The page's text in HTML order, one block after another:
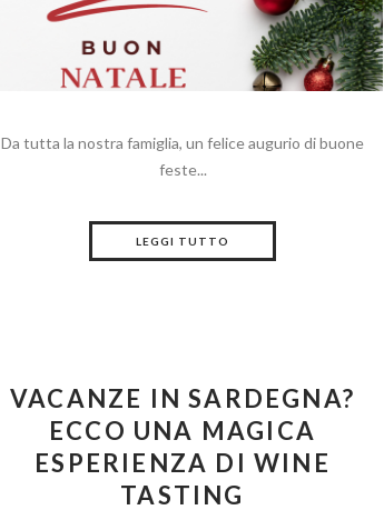
Da tutta la nostra famiglia, un felice augurio di buone
feste...
LEGGI TUTTO
VACANZE IN SARDEGNA?
ECCO UNA MAGICA
ESPERIENZA DI WINE
TASTING